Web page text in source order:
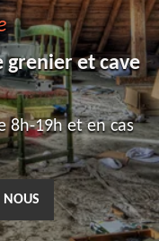
grenier et cave
8h-19h et en cas
NOUS